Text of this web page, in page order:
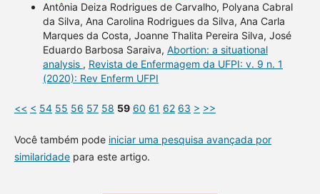
Antônia Deiza Rodrigues de Carvalho, Polyana Cabral
da Silva, Ana Carolina Rodrigues da Silva, Ana Carla
Marques da Costa, Joanne Thalita Pereira Silva, José
Eduardo Barbosa Saraiva, Abortion: a situational
analysis , Revista de Enfermagem da UFPI: v. 9 n. 1
(2020): Rev Enferm UFPI
<< < 54 55 56 57 58 59 60 61 62 63 > >>
Você também pode iniciar uma pesquisa avançada por
similaridadepara este artigo.